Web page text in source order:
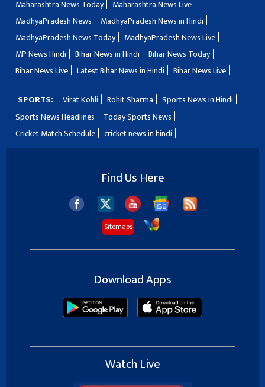
Maharashtra News Today
Maharashtra News Live
MadhyaPradesh News
MadhyaPradesh News in Hindi
MadhyaPradesh News Today
MadhyaPradesh News Live
MP News Hindi
Bihar News in Hindi
Bihar News Today
Bihar News Live
Latest Bihar News in Hindi Bihar News Live
SPORTS: Virat Kohli Rohit Sharma
Sports News in Hindi
Sports News Headlines
Today Sports News
Cricket Match Schedule
cricket news in hindi
Find Us Here
Sitemaps
Download Apps
Watch Live